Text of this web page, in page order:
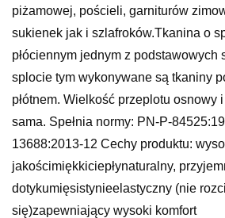
piżamowej, pościeli, garniturów
sukienek jak i szlafroków.Tkanina o
płóciennym jednym z podstawowych
splocie tym wykonywane są tkaniny
płótnem. Wielkość przeplotu osnowy
sama. Spełnia normy: PN-P-
13688:2013-12 Cechy produktu:
jakościmiękkiciepłynaturalny,
dotykumięsistynieelastyczny (nie
się)zapewniający wysoki komfort